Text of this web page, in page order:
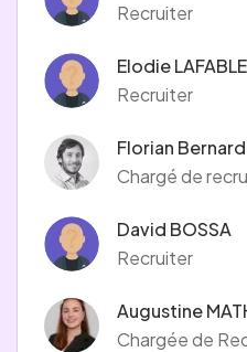
Recruiter
Elodie LAFABLE
Recruiter
Florian Bernard
Chargé de
David BOSSA
Recruiter
Augustine
Chargée de